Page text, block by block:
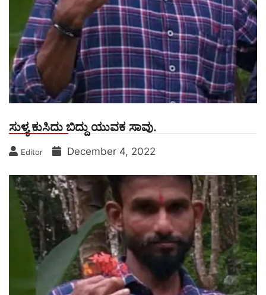
ಸುಳ್ಯ ಕುಸಿದು ಬಿದ್ದು ಯುವಕ ಸಾವು.
Editor December 4, 2022